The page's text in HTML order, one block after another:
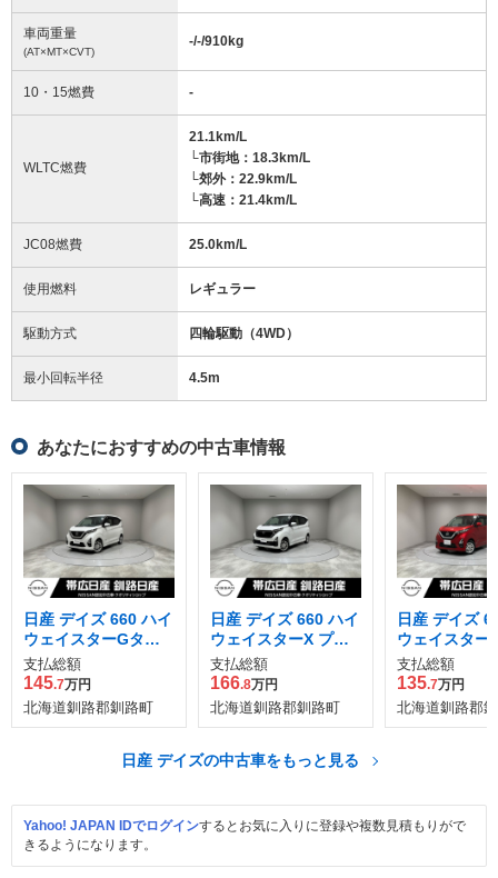
車両重量
(AT×MT×CVT)
-/-/910kg
10・15燃費 -
WLTC燃費
21.1km/L
└市街地：18.3km/L
└郊外：22.9km/L
└高速：21.4km/L
JC08燃費 25.0km/L
使用燃料 レギュラー
駆動方式 四輪駆動（4WD）
最小回転半径 4.5m
あなたにおすすめの中古車情報
日産 デイズ 660 ハイ
ウェイスターGター
ボ プロパイロット エ
ディション 4WD
支払総額
145.7万円
北海道釧路郡釧路町
日産 デイズ 660 ハイ
ウェイスターX プロ
パイロット エディシ
ョン 4WD
支払総額
166.8万円
北海道釧路郡釧路町
日産 デイズ
ウェイスター
支払総額
135.7万円
北海道釧路郡
日産 デイズの中古車をもっと見る
Yahoo! JAPAN IDでログインするとお気に入りに登録や複数見積もりがで
きるようになります。